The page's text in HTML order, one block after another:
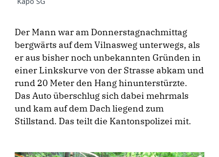
Der Mann war am Donnerstagnachmittag
bergwärts auf dem Vilnasweg unterwegs, als
er aus bisher noch unbekannten Gründen in
einer Linkskurve von der Strasse abkam und
rund 20 Meter den Hang hinunterstürzte.
Das Auto überschlug sich dabei mehrmals
und kam auf dem Dach liegend zum
Stillstand. Das teilt die Kantonspolizei mit.